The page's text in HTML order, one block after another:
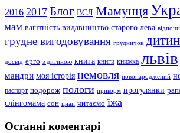
2016 2017 Блог ВСЛ Мамунця
мам вагітність видавництво старого лева
грудне вигодовування грудничок
досвід ерго з дитиною книга книги книжка львів
мандри моя історія немовля новонароджений
паспорт подорож пологи прикорм прогулянки
слінгомама сон цнап читаємо їжа
Останні коментарі